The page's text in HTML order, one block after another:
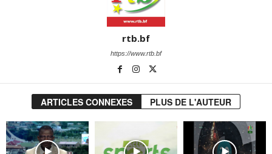
rtb.bf
https://www.rtb.bf
ARTICLES CONNEXES PLUS DE L'AUTEUR